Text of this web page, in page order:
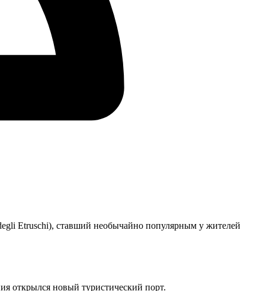
Etruschi), ставший необычайно популярным у жителей
открылся новый туристический порт.